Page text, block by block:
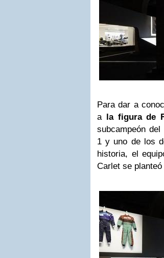
Para dar a
a la figura de
subcampeón
1 y uno de los
historia, el
Carlet se planteó